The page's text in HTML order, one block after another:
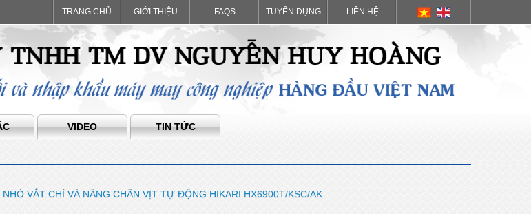
TRANG CHỦ GIỚI THIỆU FAQS TUYỂN DỤNG LIÊN HỆ
VIDEO TIN TỨC
VẮT CHỈ VÀ NÂNG CHÂN VỊT TỰ ĐỘNG HIKARI HX6900T/KSC/AK